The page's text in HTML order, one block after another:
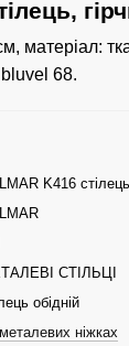
матеріал:
bluvel 68.
K416
СТІЛЬЦІ
обідній
ніжках